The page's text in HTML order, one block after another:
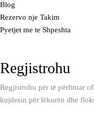
Blog
Rezervo nje Takim
Pyetjet me te Shpeshta
Regjistrohu
Regjistrohu për të përfituar
kujdesin për lëkurën dhe